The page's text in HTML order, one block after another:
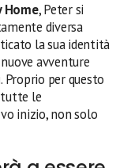
Home, Peter si
diversa
la sua identità
avventure
per questo
le
inizio, non solo